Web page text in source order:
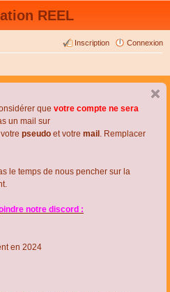
REEL
Connexion
Inscription
que votre compte ne sera
un mail sur
pseudo et votre mail . Remplacer
le temps de nous pencher sur la
notre discord :
en 2024